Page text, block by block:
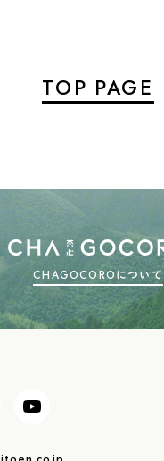
TOP PAGE
CHAGOCOROについて